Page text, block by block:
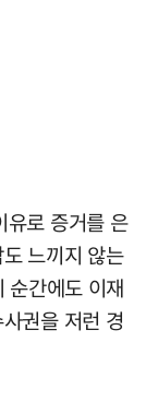
로 증거를 은
느끼지 않는
간에도 이재
권을 저런 경